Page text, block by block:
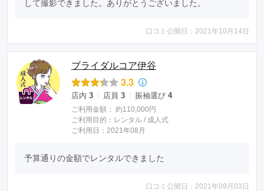
して撮影できました。ありがとうございました。
口コミ公開日：2021年10月14日
ブライダルコア伊谷
3.3
店内 3 店員 3 振袖選び 4
ご利用金額： 約110,000円
ご利用目的： レンタル / 成人式
ご利用日：2021年08月
予算通りの金額でレンタルできました
口コミ公開日：2021年09月03日